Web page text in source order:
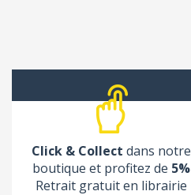
Click & Collect dans notre
boutique et profitez de 5%
Retrait gratuit en librairie